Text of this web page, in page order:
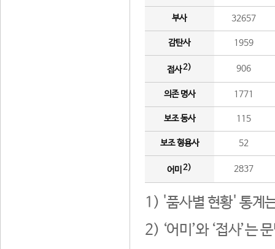
부사 32657
감탄사 1959
접사2) 906
의존 명사 1771
보조 동사 115
보조 형용사 52
어미 2) 2837
1) '품사별 현황' 통계
2) ‘어미’와 ‘접사’는